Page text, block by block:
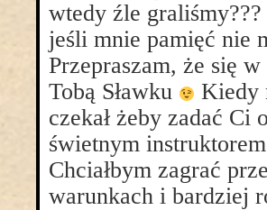
wtedy źle
jeśli mnie pamięć nie
Przepraszam, że się
Tobą Sławku
Kiedy
czekał żeby zadać Ci
świetnym
Chciałbym zagrać
warunkach i bardziej